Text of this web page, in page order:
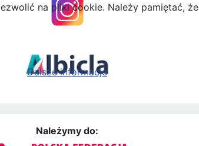
Należymy do:
na pliki cookie. Należy pamiętać,
Dalsze informacje